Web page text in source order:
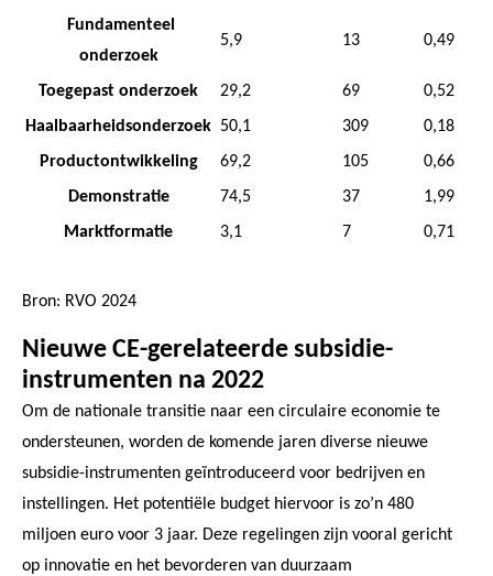
Fundamenteel
onderzoek
5,9 13 0,49
Toegepast onderzoek 29,2 69
0,52
Haalbaarheidsonderzoek 50,1 309
0,18
Productontwikkeling
69,2 105
0,66
Demonstratie
74,5 37
1,99
Marktformatie
3,1 7 0,71
Bron: RVO 2024
Nieuwe CE-gerelateerde subsidie-
instrumenten na 2022
Om de nationale transitie naar een circulaire economie te
ondersteunen, worden de komende jaren diverse nieuwe
subsidie-instrumenten geïntroduceerd voor bedrijven en
instellingen. Het potentiële budget hiervoor is zo’n 480
miljoen euro voor 3 jaar. Deze regelingen zijn vooral gericht
op innovatie en het bevorderen van duurzaam